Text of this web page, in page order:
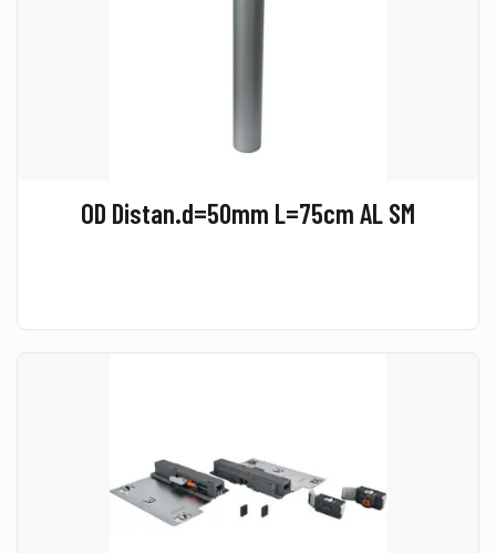
OD Distan.d=50mm L=75cm AL SM